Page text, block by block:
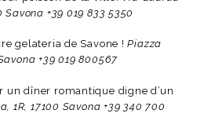
+39 019 833 5350
gelateria de Savone ! Piazza
+39 019 800567
un dîner romantique digne d’un
1R, 17100 Savona +39 340 700